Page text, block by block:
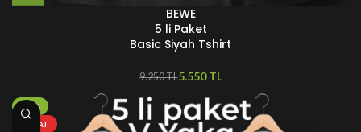
BEWE
5 li Paket
Basic Siyah Tshirt
9.250TL5.550TL
-70%
FIRSAT